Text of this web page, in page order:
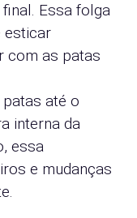
Essa folga
esticar
com as patas
até o
interna da
essa
e mudanças